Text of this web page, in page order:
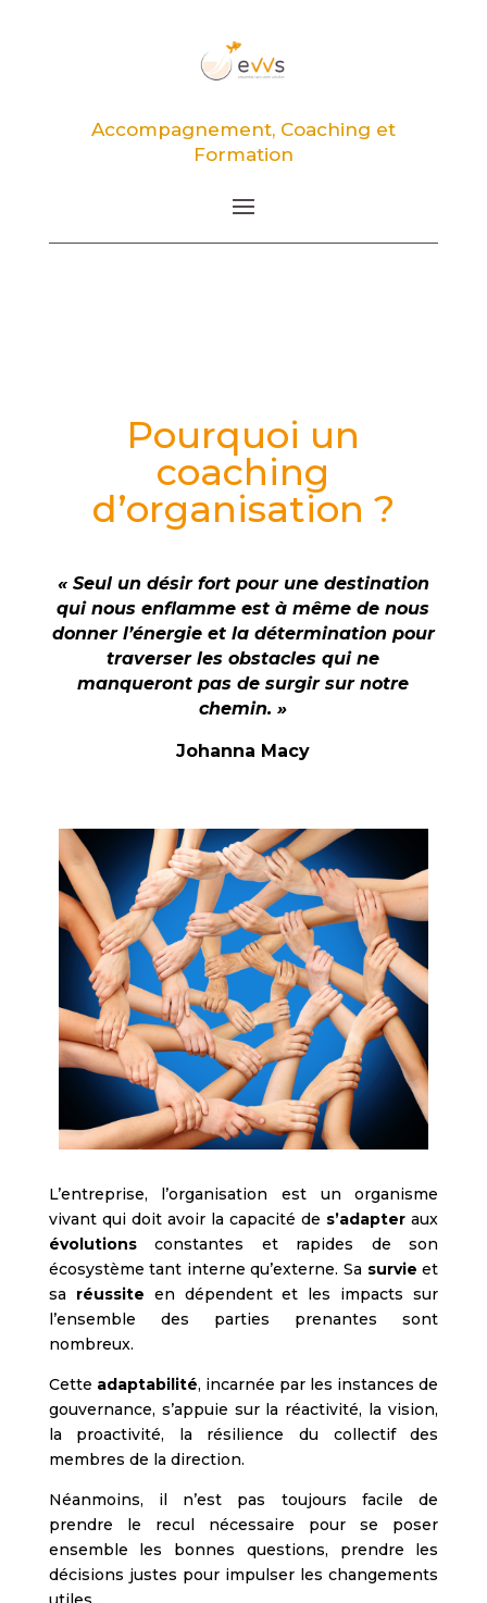
Accompagnement, Coaching et
Formation
Pourquoi un
coaching
d’organisation ?
« Seul un désir fort pour une destination
qui nous enflamme est à même de nous
donner l’énergie et la détermination pour
traverser les obstacles qui ne
manqueront pas de surgir sur notre
chemin. »
Johanna Macy
L’entreprise, l’organisation est un organisme
vivant qui doit avoir la capacité de s’adapter aux
évolutionsconstantes et rapides de son
écosystème tant interne qu’externe. Sa survie et
sa réussite en dépendent et les impacts sur
l’ensemble des parties prenantes sont
nombreux.
Cette adaptabilité, incarnée par les instances de
gouvernance, s’appuie sur la réactivité, la vision,
la proactivité, la résilience du collectif des
membres de la direction.
Néanmoins, il n’est pas toujours facile de
prendre le recul nécessaire pour se poser
ensemble les bonnes questions, prendre les
décisions justes pour impulser les changements